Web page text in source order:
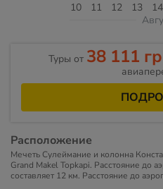
10 11 12 13 14
Туры от 38 111
Расположение
Мечеть Сулеймание и колонна
Grand Makel Topkapi. Расстояние до
составляет 12 км. Расстояние до